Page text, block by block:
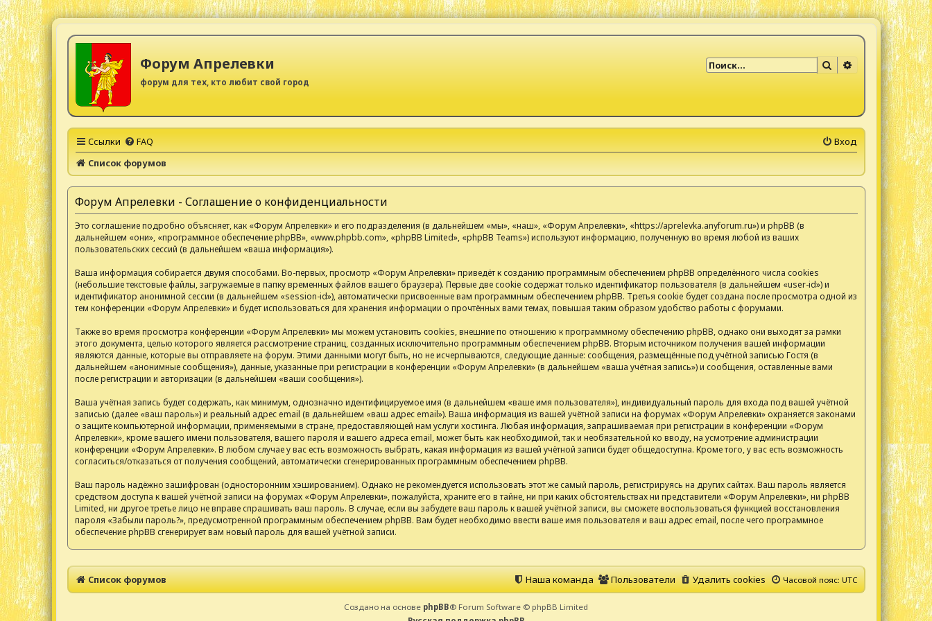
Форум Апрелевки
форум для тех, кто любит свой город
Поиск Расширенный
Ссылки FAQ
Вход
Список форумов
Форум Апрелевки - Соглашение о конфиденциальности
Это соглашение подробно объясняет, как «Форум Апрелевки» и его подразделения (в дальнейшем «мы», «наш», «Форум Апрелевки», «https://aprelevka.anyforum.ru») и phpBB (в
дальнейшем «они», «программное обеспечение phpBB», «www.phpbb.com», «phpBB Limited», «phpBB Teams») используют информацию, полученную во время любой из ваших
пользовательских сессий (в дальнейшем «ваша информация»).
Ваша информация собирается двумя способами. Во-первых, просмотр «Форум Апрелевки» приведёт к созданию программным обеспечением phpBB определённого числа cookies
(небольшие текстовые файлы, загружаемые в папку временных файлов вашего браузера). Первые две cookie содержат только идентификатор пользователя (в дальнейшем «user-id») и
идентификатор анонимной сессии (в дальнейшем «session-id»), автоматически присвоенные вам программным обеспечением phpBB. Третья cookie будет создана после просмотра одной из
тем конференции «Форум Апрелевки» и будет использоваться для хранения информации о прочтённых вами темах, повышая таким образом удобство работы с форумами.
Также во время просмотра конференции «Форум Апрелевки» мы можем установить cookies, внешние по отношению к программному обеспечению phpBB, однако они выходят за рамки
этого документа, целью которого является рассмотрение страниц, созданных исключительно программным обеспечением phpBB. Вторым источником получения вашей информации
являются данные, которые вы отправляете на форум. Этими данными могут быть, но не исчерпываются, следующие данные: сообщения, размещённые под учётной записью Гостя (в
дальнейшем «анонимные сообщения»), данные, указанные при регистрации в конференции «Форум Апрелевки» (в дальнейшем «ваша учётная запись») и сообщения, оставленные вами
после регистрации и авторизации (в дальнейшем «ваши сообщения»).
Ваша учётная запись будет содержать, как минимум, однозначно идентифицируемое имя (в дальнейшем «ваше имя пользователя»), индивидуальный пароль для входа под вашей учётной
записью (далее «ваш пароль») и реальный адрес email (в дальнейшем «ваш адрес email»). Ваша информация из вашей учётной записи на форумах «Форум Апрелевки» охраняется законами
о защите компьютерной информации, применяемыми в стране, предоставляющей нам услуги хостинга. Любая информация, запрашиваемая при регистрации в конференции «Форум
Апрелевки», кроме вашего имени пользователя, вашего пароля и вашего адреса email, может быть как необходимой, так и необязательной ко вводу, на усмотрение администрации
конференции «Форум Апрелевки». В любом случае у вас есть возможность выбрать, какая информация из вашей учётной записи будет общедоступна. Кроме того, у вас есть возможность
согласиться/отказаться от получения сообщений, автоматически сгенерированных программным обеспечением phpBB.
Ваш пароль надёжно зашифрован (односторонним хэшированием). Однако не рекомендуется использовать этот же самый пароль, регистрируясь на других сайтах. Ваш пароль является
средством доступа к вашей учётной записи на форумах «Форум Апрелевки», пожалуйста, храните его в тайне, ни при каких обстоятельствах ни представители «Форум Апрелевки», ни phpBB
Limited, ни другое третье лицо не вправе спрашивать ваш пароль. В случае, если вы забудете ваш пароль к вашей учётной записи, вы сможете воспользоваться функцией восстановления
пароля «Забыли пароль?», предусмотренной программным обеспечением phpBB. Вам будет необходимо ввести ваше имя пользователя и ваш адрес email, после чего программное
обеспечение phpBB сгенерирует вам новый пароль для вашей учётной записи.
Список форумов Часовой пояс:UTC
Удалить cookies
Пользователи
Наша команда
Создано на основе phpBB® Forum Software © phpBB Limited